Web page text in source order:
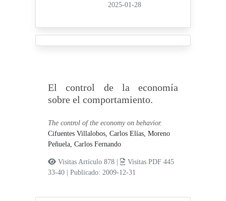
2025-01-28
El control de la economía
sobre el comportamiento.
The control of the economy on behavior.
Cifuentes Villalobos, Carlos Elías,Moreno
Peñuela, Carlos Fernando
Visitas Artículo 878 |
Visitas PDF 445
33-40
|Publicado: 2009-12-31